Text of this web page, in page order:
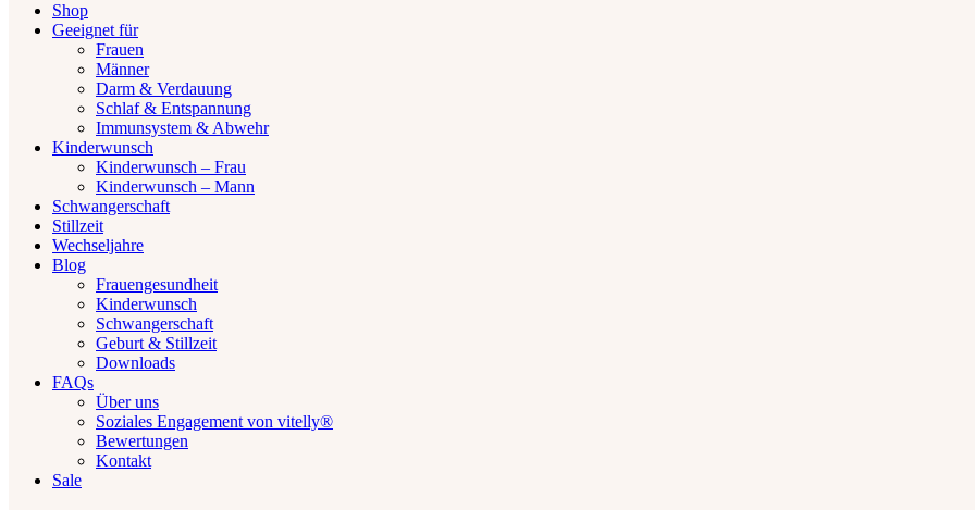
Shop
Geeignet für
Frauen
Männer
Darm & Verdauung
Schlaf & Entspannung
Immunsystem & Abwehr
Kinderwunsch
Kinderwunsch – Frau
Kinderwunsch – Mann
Schwangerschaft
Stillzeit
Wechseljahre
Blog
Frauengesundheit
Kinderwunsch
Schwangerschaft
Geburt & Stillzeit
Downloads
FAQs
Über uns
Soziales Engagement von vitelly®
Bewertungen
Kontakt
Sale